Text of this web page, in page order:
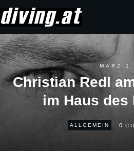
MÄRZ 1
Christian Redl
im Haus des
ALLGEMEIN 0